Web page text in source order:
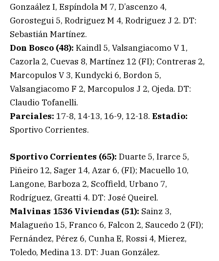
Gonzaález I, Espíndola M 7, D’ascenzo 4,
Gorostegui 5, Rodriguez M 4, Rodriguez J 2. DT:
Sebastián Martínez.
Don Bosco (48): Kaindl 5, Valsangiacomo V 1,
Cazorla 2, Cuevas 8, Martínez 12 (FI); Contreras 2,
Marcopulos V 3, Kundycki 6, Bordon 5,
Valsangiacomo F 2, Marcopulos J 2, Ojeda. DT:
Claudio Tofanelli.
Parciales: 17-8, 14-13, 16-9, 12-18. Estadio:
Sportivo Corrientes.
Sportivo Corrientes (65): Duarte 5, Irarce 5,
Piñeiro 12, Sager 14, Azar 6, (FI); Macuello 10,
Langone, Barboza 2, Scoffield, Urbano 7,
Rodríguez, Greatti 4. DT: José Queirel.
Malvinas 1536 Viviendas (51): Sainz 3,
Malagueño 15, Franco 6, Falcon 2, Saucedo 2 (FI);
Fernández, Pérez 6, Cunha E, Rossi 4, Mierez,
Toledo, Medina 13. DT: Juan González.